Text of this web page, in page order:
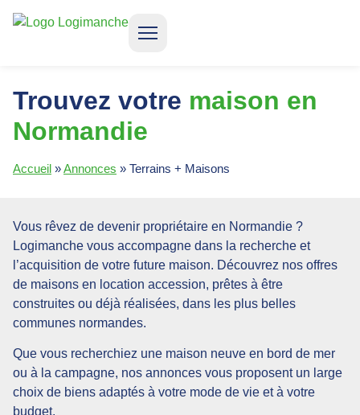
Trouvez votre maison en
Normandie
Accueil »Annonces » Terrains + Maisons
Vous rêvez de devenir propriétaire en Normandie ?
Logimanche vous accompagne dans la recherche et
l’acquisition de votre future maison. Découvrez nos offres
de maisons en location accession, prêtes à être
construites ou déjà réalisées, dans les plus belles
communes normandes.
Que vous recherchiez une maison neuve en bord de mer
ou à la campagne, nos annonces vous proposent un large
choix de biens adaptés à votre mode de vie et à votre
budget.